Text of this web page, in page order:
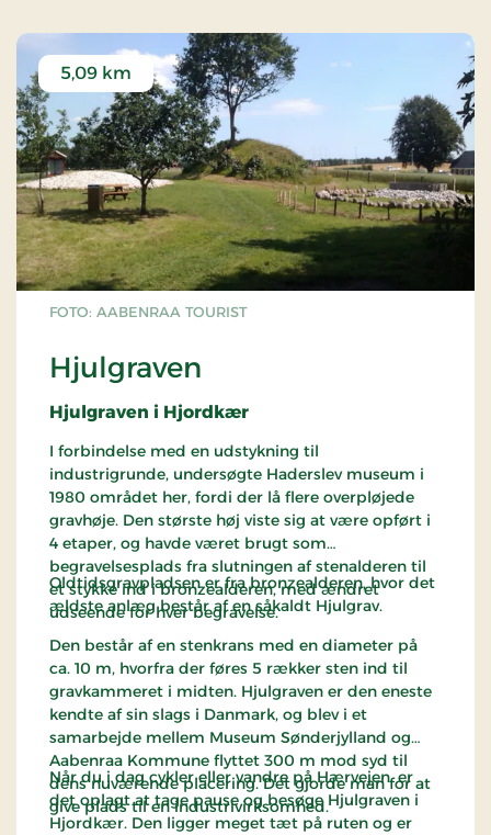
FOTO: AABENRAA TOURIST
Hjulgraven
5,09 km
Hjulgraven i Hjordkær
I forbindelse med en udstykning til
industrigrunde, undersøgte Haderslev museum i
1980 området her, fordi der lå flere overpløjede
gravhøje. Den største høj viste sig at være opført i
4 etaper, og havde været brugt som
begravelsesplads fra slutningen af stenalderen til
et stykke ind i bronzealderen, med ændret
udseende for hver begravelse.
Oldtidsgravpladsen er fra bronzealderen, hvor det
ældste anlæg består af en såkaldt Hjulgrav.
Den består af en stenkrans med en diameter på
ca. 10 m, hvorfra der føres 5 rækker sten ind til
gravkammeret i midten. Hjulgraven er den eneste
kendte af sin slags i Danmark, og blev i et
samarbejde mellem Museum Sønderjylland og
Aabenraa Kommune flyttet 300 m mod syd til
dens nuværende placering. Det gjorde man for at
give plads til en industrivirksomhed.
Når du i dag cykler eller vandre på Hærvejen, er
det oplagt at tage pause og besøge Hjulgraven i
Hjordkær. Den ligger meget tæt på ruten og er